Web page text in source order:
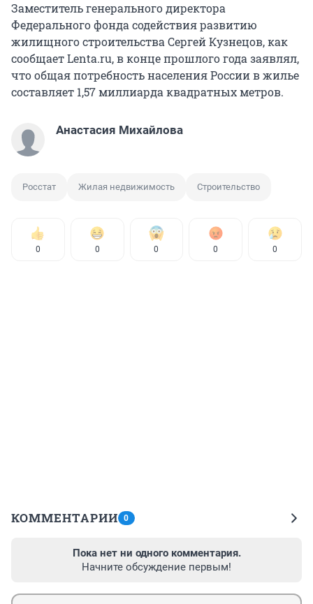
Заместитель генерального директора
Федерального фонда содействия развитию
жилищного строительства Сергей Кузнецов, как
сообщает Lenta.ru, в конце прошлого года заявлял,
что общая потребность населения России в жилье
составляет 1,57 миллиарда квадратных метров.
Анастасия Михайлова
Росстат Жилая недвижимость Строительство
0 0 0 0 0
КОММЕНТАРИИ 0
Пока нет ни одного комментария.
Начните обсуждение первым!